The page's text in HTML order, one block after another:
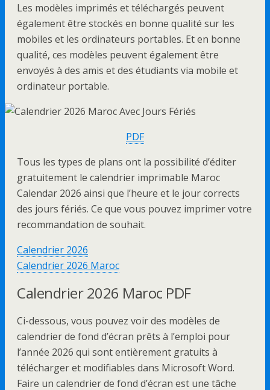
Les modèles imprimés et téléchargés peuvent
également être stockés en bonne qualité sur les
mobiles et les ordinateurs portables. Et en bonne
qualité, ces modèles peuvent également être
envoyés à des amis et des étudiants via mobile et
ordinateur portable.
PDF
Tous les types de plans ont la possibilité d’éditer
gratuitement le calendrier imprimable Maroc
Calendar 2026 ainsi que l’heure et le jour corrects
des jours fériés. Ce que vous pouvez imprimer votre
recommandation de souhait.
Calendrier 2026
Calendrier 2026 Maroc
Calendrier 2026 Maroc PDF
Ci-dessous, vous pouvez voir des modèles de
calendrier de fond d’écran prêts à l’emploi pour
l’année 2026 qui sont entièrement gratuits à
télécharger et modifiables dans Microsoft Word.
Faire un calendrier de fond d’écran est une tâche